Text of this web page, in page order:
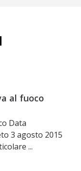
al fuoco
Data
3 agosto 2015
...